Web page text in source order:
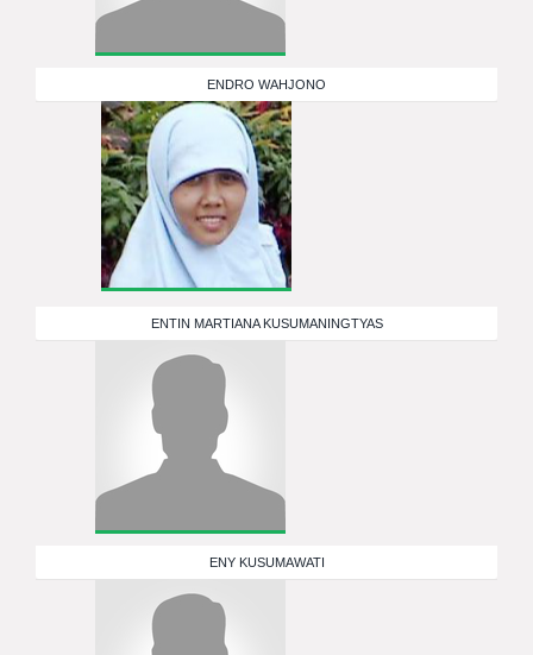
ENDRO WAHJONO
ENTIN MARTIANA KUSUMANINGTYAS
ENY KUSUMAWATI